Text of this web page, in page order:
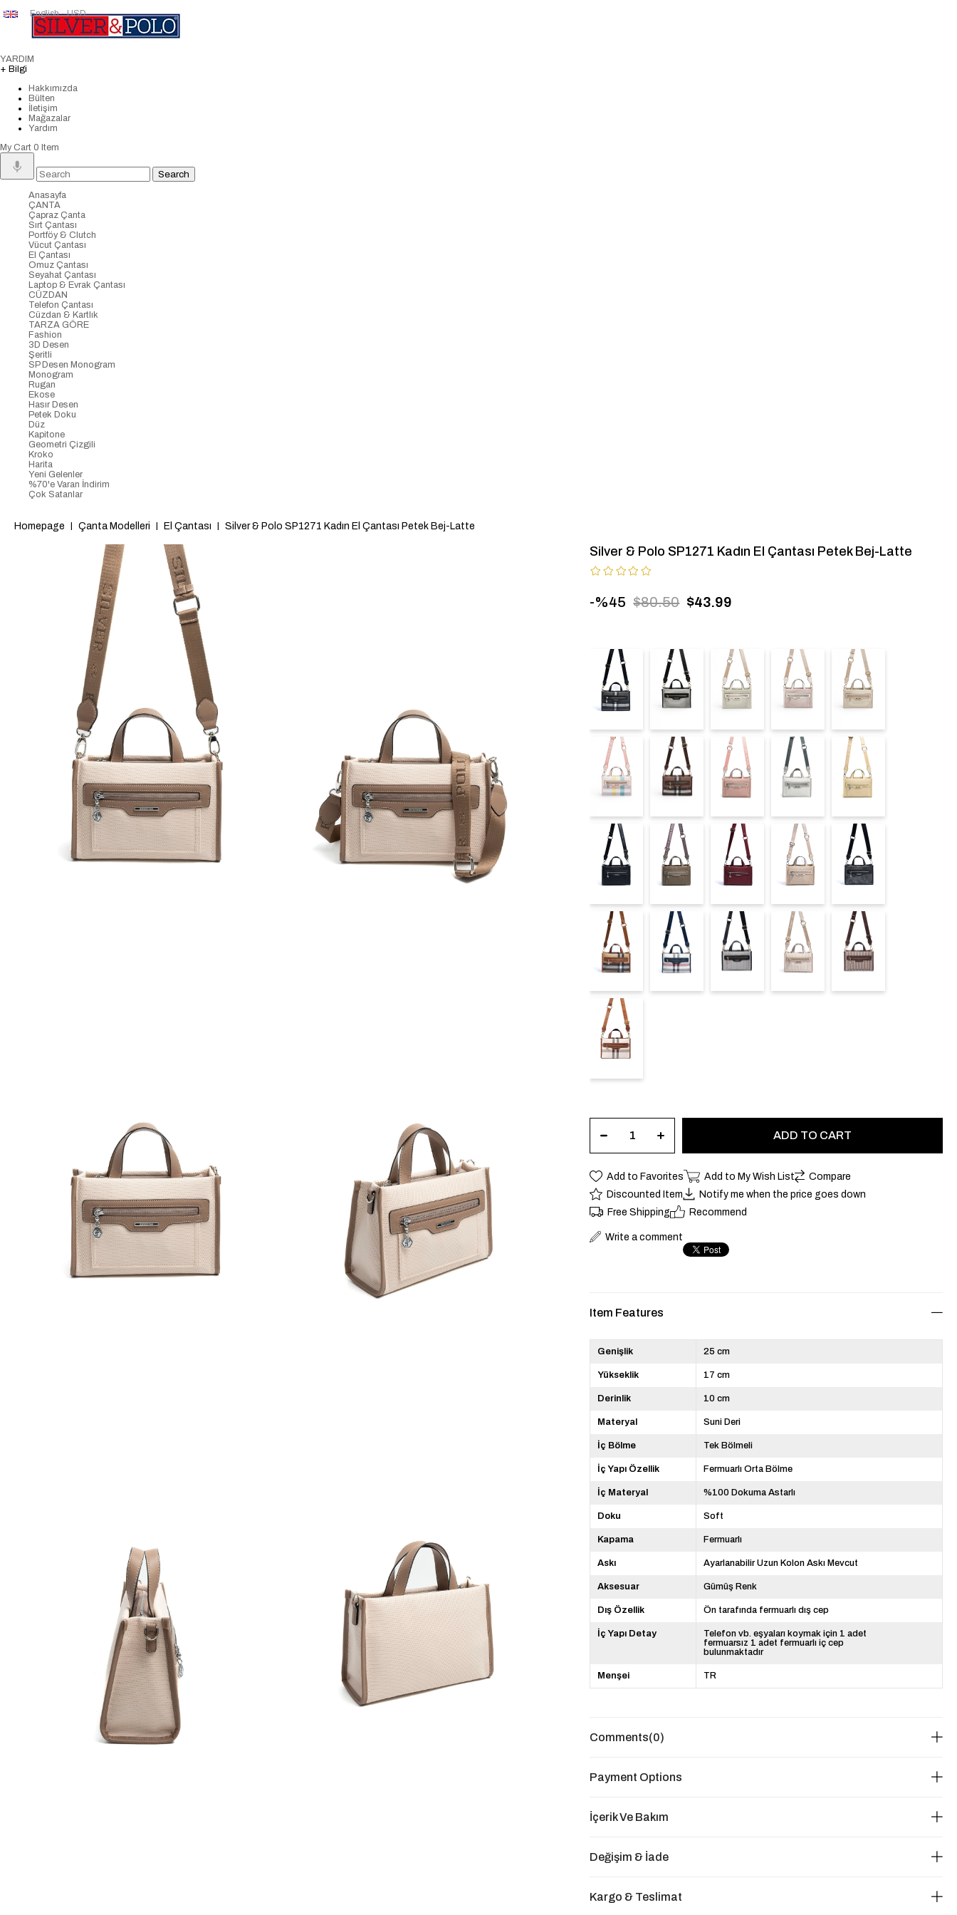
YARDIM
+ Bilgi
Hakkımızda
Bülten
İletişim
Mağazalar
Yardım
English - USD
My Cart 0 Item
Anasayfa
ÇANTA
Çapraz Çanta
Sırt Çantası
Portföy & Clutch
Vücut Çantası
El Çantası
Omuz Çantası
Seyahat Çantası
Laptop & Evrak Çantası
CÜZDAN
Telefon Çantası
Cüzdan & Kartlık
TARZA GÖRE
Fashion
3D Desen
Şeritli
SP Desen Monogram
Monogram
Rugan
Ekose
Hasır Desen
Petek Doku
Düz
Kapitone
Geometri Çizgili
Kroko
Harita
Yeni Gelenler
%70'e Varan İndirim
Çok Satanlar
Homepage Çanta Modelleri El Çantası Silver & Polo SP1271 Kadın El Çantası Petek Bej-Latte
Silver & Polo SP1271 Kadın El Çantası Petek Bej-Latte
45 $80.50 $43.99
Add to Favorites Add to My Wish List
Compare
Discounted Item
Notify me when the price goes down
Free Shipping
Recommend
Write a comment
Item Features
Genişlik 25 cm
Yükseklik 17 cm
Derinlik 10 cm
Materyal Suni Deri
İç Bölme Tek Bölmeli
İç Yapı Özellik Fermuarlı Orta Bölme
İç Materyal %100 Dokuma Astarlı
Doku Soft
Kapama Fermuarlı
Askı Ayarlanabilir Uzun Kolon Askı Mevcut
Aksesuar Gümüş Renk
Dış Özellik Ön tarafında fermuarlı dış cep
İç Yapı Detay
Telefon vb. eşyaları koymak için 1 adet
fermuarsız 1 adet fermuarlı iç cep
bulunmaktadır
Menşei TR
Comments(0)
Payment Options
İçerik Ve Bakım
Değişim & İade
Kargo & Teslimat